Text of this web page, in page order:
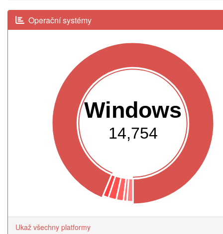
Operační systémy
Windows
14,754
Ukaž všechny platformy